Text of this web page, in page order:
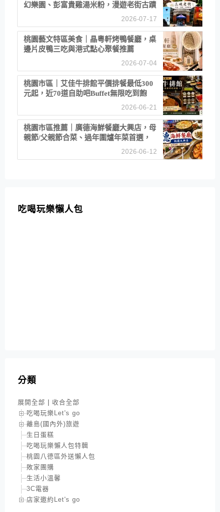
幻樂園、彭富貴雞湯米粉，漫遊老街古蹟
2026-07-17
桃園藝文特區美食｜晶粵軒烤鴨餐廳，桌
邊片皮鴨三吃與港式點心聚餐推薦
2026-07-04
桃園市區｜艾佳牛排館平價排餐最低300
元起，近70道自助吧Buffet無限吃到飽
2026-06-21
桃園市區推薦｜廣德海鮮餐廳大興店，母
親節/父親節合菜、過年圍爐年菜首選，
2026-06-12
吃喝玩樂懶人包
分類
展開全部
收合全部
吃喝玩樂Let's go
離島(國內外)旅遊
生日蛋糕
吃喝玩樂懶人包特輯
桃園八德區外送懶人包
敗家團購
生活小溫馨
3C電器
店家邀約Let's go